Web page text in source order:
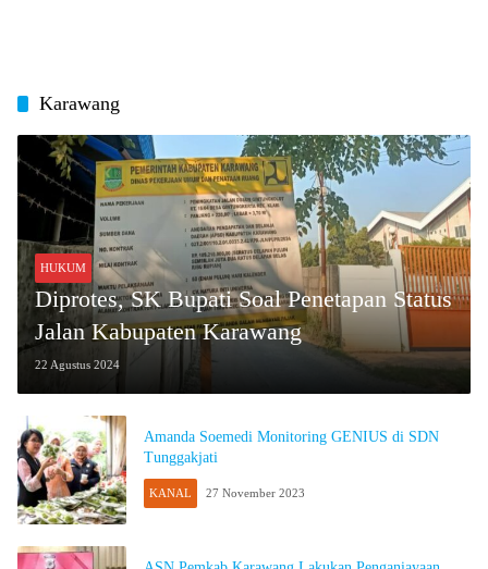
Karawang
HUKUM
Diprotes, SK Bupati Soal Penetapan Status
Jalan Kabupaten Karawang
22 Agustus 2024
Amanda Soemedi Monitoring GENIUS di SDN
Tunggakjati
KANAL 27 November 2023